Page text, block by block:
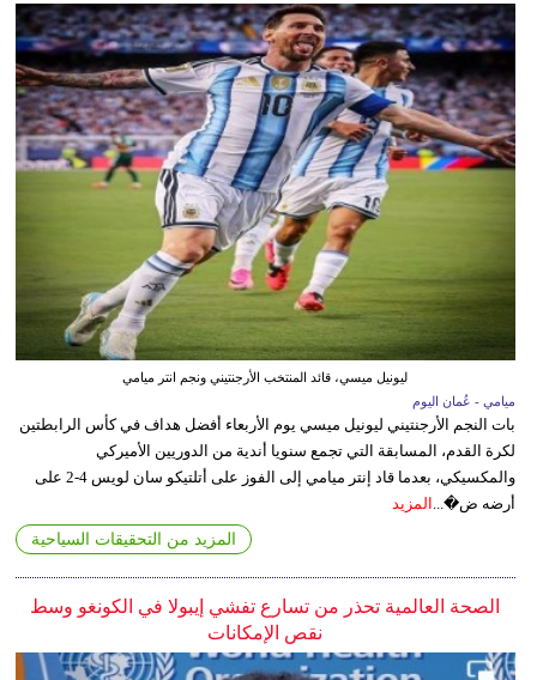
ليونيل ميسي، قائد المنتخب الأرجنتيني ونجم انتر ميامي
ميامي - عُمان اليوم
بات النجم الأرجنتيني ليونيل ميسي يوم الأربعاء أفضل هداف في كأس الرابطتين
لكرة القدم، المسابقة التي تجمع سنويا أندية من الدوريين الأميركي
والمكسيكي، بعدما قاد إنتر ميامي إلى الفوز على أتلتيكو سان لويس 4-2 على
أرضه ض�... المزيد
المزيد من التحقيقات السياحية
الصحة العالمية تحذر من تسارع تفشي إيبولا في الكونغو وسط
نقص الإمكانات